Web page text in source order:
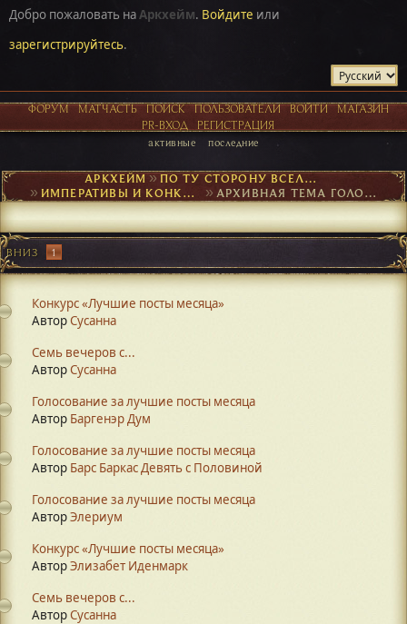
Добро пожаловать наАркхейм. Войдите или
зарегистрируйтесь.
ФОРУМ МАТЧАСТЬ ПОИСК ПОЛЬЗОВАТЕЛИ ВОЙТИ
МАГАЗИН
PR-ВХОД
РЕГИСТРАЦИЯ
активные последние
АРКХЕЙМ► ПО ТУ СТОРОНУ ВСЕЛЕННОЙ
► ИМПЕРАТИВЫ И КОНКУРСЫ ► АРХИВНАЯ ТЕМА ГОЛОСОВАНИЙ
ВНИЗ 1
Конкурс «Лучшие посты месяца»
АвторСусанна
Семь вечеров с...
АвторСусанна
Голосование за лучшие посты месяца
Автор Баргенэр Дум
Голосование за лучшие посты месяца
Автор Барс Баркас Девять с Половиной
Голосование за лучшие посты месяца
АвторЭлериум
Конкурс «Лучшие посты месяца»
АвторЭлизабет Иденмарк
Семь вечеров с...
АвторСусанна